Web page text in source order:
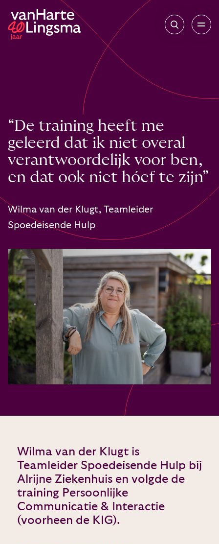
“De training heeft me
geleerd dat ik niet overal
verantwoordelijk voor ben,
en dat ook niet hóef te zijn”
Wilma van der Klugt, Teamleider
Spoedeisende Hulp
Wilma van der Klugt is
Teamleider Spoedeisende Hulp bij
Alrijne Ziekenhuis en volgde de
training Persoonlijke
Communicatie & Interactie
(voorheen de KIG).